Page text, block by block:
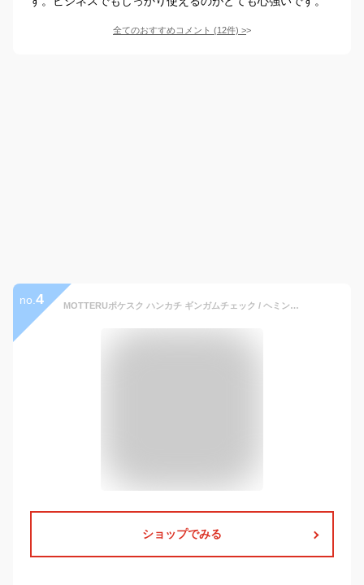
全てのおすすめコメント (12件) >
no. 4 MOTTERUポケスク ハンカチ ギンガムチェック / ヘミングプリーツ加工 抗菌 防臭 吸水 速乾 形状 VOLTEX ボルテックス しわになりにくい 軽量 シンプル ビジネス 男女兼用 モッテル ポケットスクエア 無地 父の日 ランキング入賞
ショップでみる